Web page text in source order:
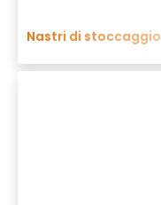
Nastri di stoccaggio